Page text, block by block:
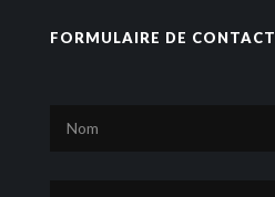
FORMULAIRE DE CONTACT